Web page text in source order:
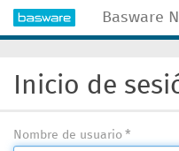
Basware
Inicio de
Nombre de usuario